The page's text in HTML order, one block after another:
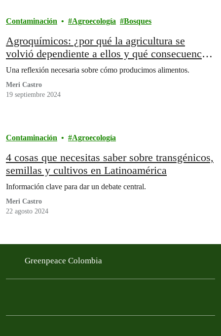
Contaminación Agroecología Bosques
Agroquímicos: ¿por qué la agricultura se
volvió dependiente a ellos y qué consecuencias
trae?
Una reflexión necesaria sobre cómo producimos alimentos.
Meri Castro
19 septiembre 2024
Contaminación Agroecología
4 cosas que necesitas saber sobre transgénicos,
semillas y cultivos en Latinoamérica
Información clave para dar un debate central.
Meri Castro
22 agosto 2024
Greenpeace Colombia